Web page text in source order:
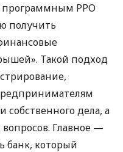
программным РРО
получить
Такой подход
собственного дела, а
Главное —
банк, который